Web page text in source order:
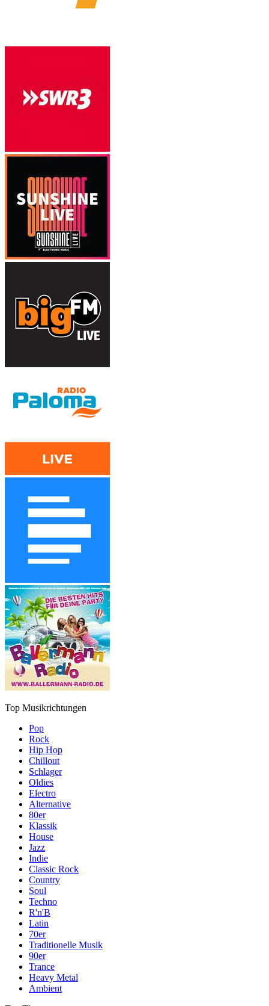
Top Musikrichtungen
Pop
Rock
Hip Hop
Chillout
Schlager
Oldies
Electro
Alternative
80er
Klassik
House
Jazz
Indie
Classic Rock
Country
Soul
Techno
R'n'B
Latin
70er
Traditionelle Musik
90er
Trance
Heavy Metal
Ambient